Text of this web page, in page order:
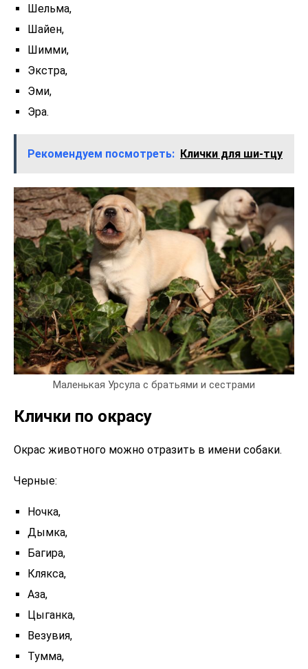
Шельма,
Шайен,
Шимми,
Экстра,
Эми,
Эра.
Рекомендуем посмотреть: Клички для ши-тцу
Маленькая Урсула с братьями и сестрами
Клички по окрасу
Окрас животного можно отразить в имени собаки.
Черные:
Ночка,
Дымка,
Багира,
Клякса,
Аза,
Цыганка,
Везувия,
Тумма,